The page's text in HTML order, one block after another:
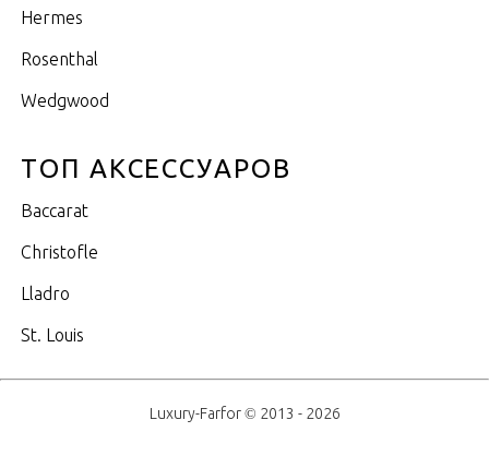
Hermes
Rosenthal
Wedgwood
ТОП АКСЕССУАРОВ
Baccarat
Christofle
Lladro
St. Louis
Luxury-Farfor © 2013 - 2026